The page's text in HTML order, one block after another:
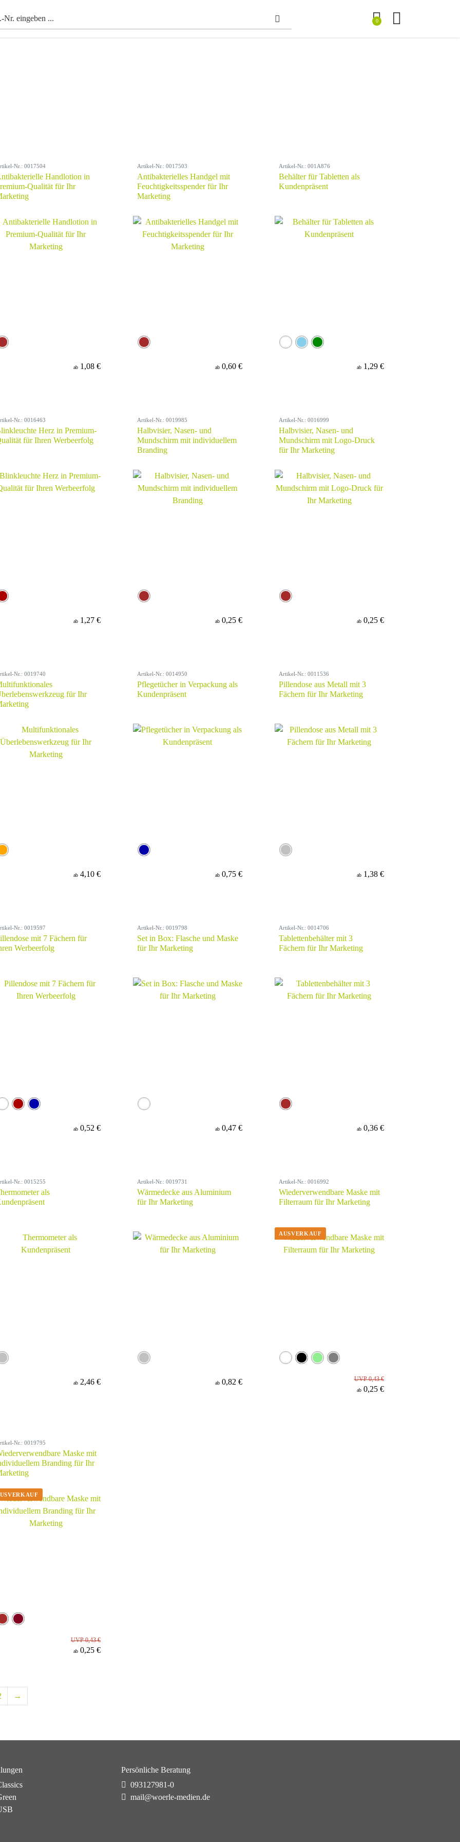
0
Nr.: 0017504
Handlotion in
Qualität für Ihr
ab 1,08 €
Artikel-Nr.: 0017503
Antibakterielles Handgel mit
Feuchtigkeitsspender für Ihr
Marketing
ab 0,60 €
Artikel-Nr.: 001A876
Behälter für Tabletten als
Kundenpräsent
ab 1,29 €
Nr.: 0016463
Herz in Premium-
für Ihren Werbeerfolg
ab 1,27 €
Artikel-Nr.: 0019985
Halbvisier, Nasen- und
Mundschirm mit individuellem
Branding
ab 0,25 €
Artikel-Nr.: 0016999
Halbvisier, Nasen- und
Mundschirm mit Logo-Druck
für Ihr Marketing
ab 0,25 €
Nr.: 0019740
für Ihr
ab 4,10 €
Artikel-Nr.: 0014950
Pflegetücher in Verpackung als
Kundenpräsent
ab 0,75 €
Artikel-Nr.: 0011536
Pillendose aus Metall mit 3
Fächern für Ihr Marketing
ab 1,38 €
Nr.: 0019597
mit 7 Fächern für
Werbeerfolg
ab 0,52 €
Artikel-Nr.: 0019798
Set in Box: Flasche und Maske
für Ihr Marketing
ab 0,47 €
Artikel-Nr.: 0014706
Tablettenbehälter mit 3
Fächern für Ihr Marketing
ab 0,36 €
Nr.: 0015255
als
ab 2,46 €
Artikel-Nr.: 0019731
Wärmedecke aus Aluminium
für Ihr Marketing
ab 0,82 €
Artikel-Nr.: 0016992
Wiederverwendbare Maske mit
Filterraum für Ihr Marketing
UVP 0,43 €
ab 0,25 €
Nr.: 0019795
Maske mit
Branding für Ihr
UVP 0,43 €
ab 0,25 €
→
Persönliche Beratung
093127981-0
mail@woerle-medien.de